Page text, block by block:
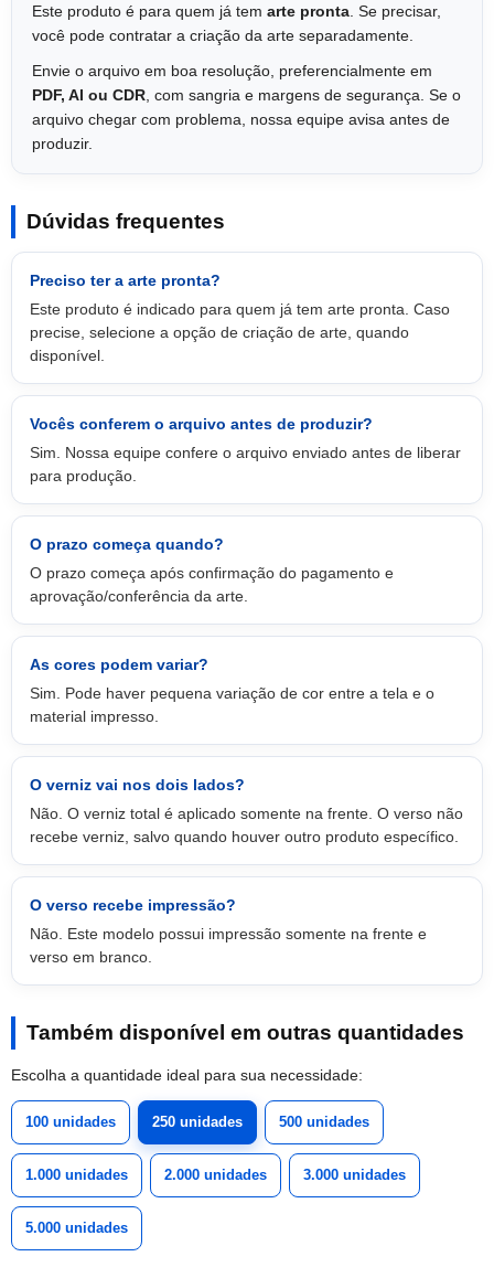
Este produto é para quem já tem arte pronta . Se precisar,
você pode contratar a criação da arte separadamente.
Envie o arquivo em boa resolução, preferencialmente em
PDF, AI ou CDR , com sangria e margens de segurança. Se o
arquivo chegar com problema, nossa equipe avisa antes de
produzir.
Dúvidas frequentes
Preciso ter a arte pronta?
Este produto é indicado para quem já tem arte pronta. Caso
precise, selecione a opção de criação de arte, quando
disponível.
Vocês conferem o arquivo antes de produzir?
Sim. Nossa equipe confere o arquivo enviado antes de liberar
para produção.
O prazo começa quando?
O prazo começa após confirmação do pagamento e
aprovação/conferência da arte.
As cores podem variar?
Sim. Pode haver pequena variação de cor entre a tela e o
material impresso.
O verniz vai nos dois lados?
Não. O verniz total é aplicado somente na frente. O verso não
recebe verniz, salvo quando houver outro produto específico.
O verso recebe impressão?
Não. Este modelo possui impressão somente na frente e
verso em branco.
Também disponível em outras quantidades
Escolha a quantidade ideal para sua necessidade:
100 unidades 250 unidades 500 unidades
1.000 unidades 2.000 unidades 3.000 unidades
5.000 unidades